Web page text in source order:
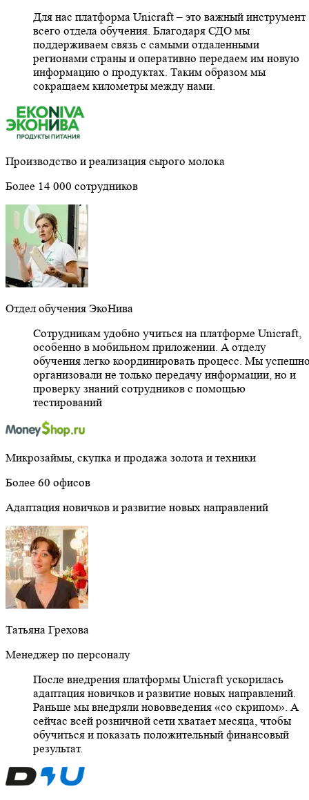
Для нас платформа Unicraft – это важный инструмент
всего отдела обучения. Благодаря СДО мы
поддерживаем связь с самыми отдаленными
регионами страны и оперативно передаем им новую
информацию о продуктах. Таким образом мы
сокращаем километры между нами.
Производство и реализация сырого молока
Более 14 000 сотрудников
Отдел обучения ЭкоНива
Сотрудникам удобно учиться на платформе Unicraft,
особенно в мобильном приложении. А отделу
обучения легко координировать процесс. Мы
организовали не только передачу информации, но и
проверку знаний сотрудников с помощью
тестирований
Микрозаймы, скупка и продажа золота и техники
Более 60 офисов
Адаптация новичков и развитие новых направлений
Татьяна Грехова
Менеджер по персоналу
После внедрения платформы Unicraft ускорилась
адаптация новичков и развитие новых направлений.
Раньше мы внедряли нововведения «со скрипом». А
сейчас всей розничной сети хватает месяца, чтобы
обучиться и показать положительный финансовый
результат.